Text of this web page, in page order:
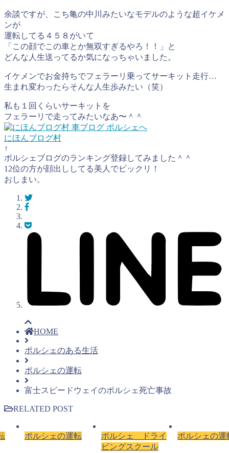
余談ですが、こち亀の中川みたいなモデルのような超イケメ
ンが
運転してる４５８がいて
「この顔でこの車とか無双すぎるやろ！！」と
どんな人生送ってるか気になっちゃいました。
イケメンでお金持ちでフェラーリ乗ってサーキット走行…
生まれ変わったらそんな人生歩みたい（笑）
私も１回くらいサーキットを
フェラーリで走ってみたいなあ〜＾＾
にほんブログ村
↑
ポルシェブログのランキング登録してみました＾＾
12位の方が顔出ししてる美人でビックリ！
おしまい。
HOME
ポルシェのある生活
ポルシェの運転
富士スピードウェイのポルシェ死亡事故
RELATED POST
ポルシェの運転
ポルシェ ドライ
ビングスクール
ポルシェの運